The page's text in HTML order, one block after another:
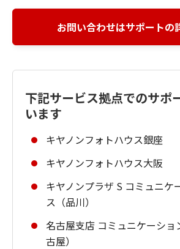
お問い合わせはサポートの
下記サービス拠点でのサポ
います
キヤノンフォトハウス銀座
キヤノンフォトハウス大阪
キヤノンプラザ S コミュニケ
ス（品川）
名古屋支店 コミュニケーショ
古屋）